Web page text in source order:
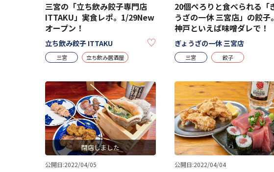
三宮の「立ち飲み餃子専門店
ITTAKU」実食レポ。1/29New
オープン！
立ち飲み餃子 ITTAKU
三宮 立ち飲み居酒屋
20個ぺろりと食べられる「
うざの一休 三宮店」の餃子。
神戸といえば味噌ダレで！
ぎょうざの一休 三宮店
三宮 餃子
閉店しました
公開日:2022/04/05 公開日:2022/04/04